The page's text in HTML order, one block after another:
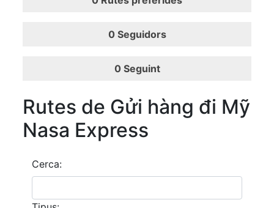
0 Seguidors
0 Seguint
Rutes de Gửi hàng đi Mỹ
Nasa Express
Cerca: